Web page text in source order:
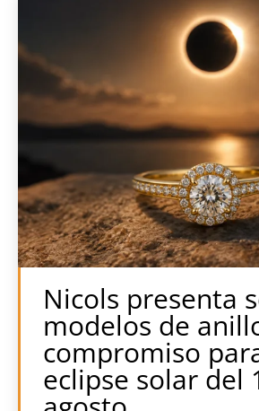
Nicols presenta
modelos de
compromiso
eclipse solar del